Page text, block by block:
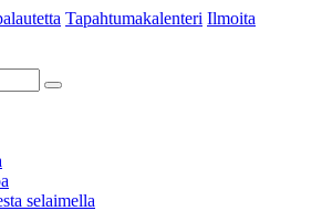
Tapahtumakalenteri Ilmoita
selaimella